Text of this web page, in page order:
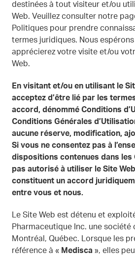
destinées à tout visiteur et/ou
Web. Veuillez consulter notre
Politiques pour prendre
termes juridiques. Nous
apprécierez votre visite et/ou
Web.
En visitant et/ou en utilisant le
acceptez d’être lié par les
accord, dénommé Conditions
Conditions Générales
aucune réserve, modification,
Si vous ne consentez pas à
dispositions contenues dans les
pas autorisé à utiliser le Site
constituent un accord
entre vous et nous.
Le Site Web est détenu et
Pharmaceutique Inc. une société
Montréal, Québec. Lorsque les
référence à « Medisca », elles